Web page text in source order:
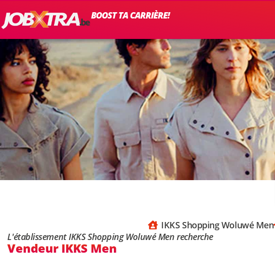
BOOST TA CARRIÈRE!
IKKS Shopping Woluwé Men
L'établissement IKKS Shopping Woluwé Men recherche
Vendeur IKKS Men